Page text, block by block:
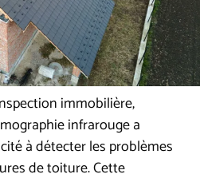
immobilière,
infrarouge a
à détecter les problèmes
de toiture. Cette